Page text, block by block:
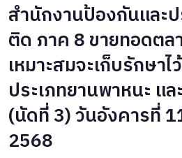
สำนักงานป้องกันและ
ติด ภาค 8 ขายทอดต
เหมาะสมจะเก็บรักษา
ประเภทยานพาหนะ แ
(นัดที่ 3) วันอังคารที่
2568